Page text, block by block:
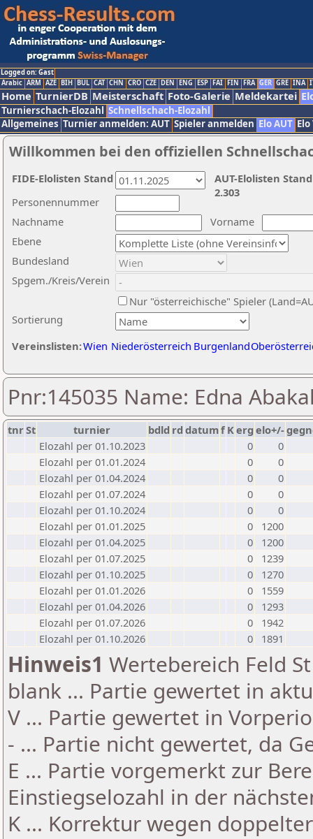
Logged on: Gast
Arabic ARM AZE BIH BUL CAT CHN CRO CZE DEN ENG ESP FAI FIN FRA GER GRE INA
Home TurnierDB Meisterschaft Foto-Galerie Meldekartei
Turnierschach-Elozahl Schnellschach-Elozahl
Allgemeines Turnier anmelden: AUT Spieler anmelden Elo AUT
Willkommen bei den offiziellen
Nachname
Vorname
Ebene
Sortierung
Personennummer
Bundesland
Spgem./Kreis/Verein
Nur "österreichische" Spieler
Vereinslisten:Wien Niederösterreich Burgenland
AUT-Elolisten
2.303
FIDE-Elolisten Stand
Pnr:145035 Name: Edna
tnrSt turnier bdld rd datumf Kerg elo+/-
Elozahl per 01.10.2023
0
0
Elozahl per 01.01.2024
0
0
Elozahl per 01.04.2024
0
0
Elozahl per 01.07.2024
0
0
Elozahl per 01.10.2024
0
0
Elozahl per 01.01.2025
0
1200
Elozahl per 01.04.2025
0
1200
Elozahl per 01.07.2025
0
1239
Elozahl per 01.10.2025
0
1270
Elozahl per 01.01.2026
0
1559
Elozahl per 01.04.2026
0
1293
Elozahl per 01.07.2026
0
1942
Elozahl per 01.10.2026
0 1891
Hinweis1 Wertebereich Feld
blank ... Partie gewertet in
V ... Partie gewertet in
- ... Partie nicht gewertet, da
E ... Partie vorgemerkt zur
Einstiegselozahl in der
K ... Korrektur wegen